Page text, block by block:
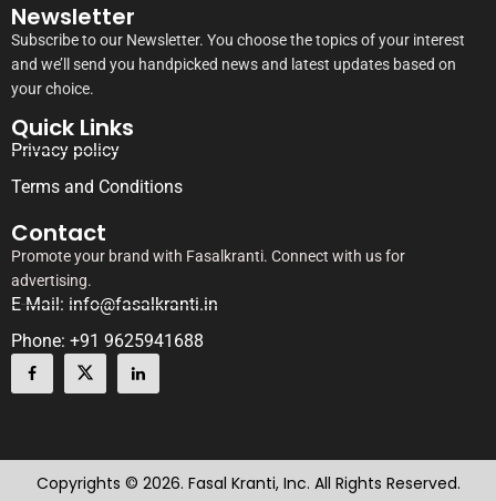
Newsletter
Subscribe to our Newsletter. You choose the topics of your interest
and we’ll send you handpicked news and latest updates based on
your choice.
Quick Links
Privacy policy
Terms and Conditions
Contact
Promote your brand with Fasalkranti. Connect with us for
advertising.
E-Mail: info@fasalkranti.in
Phone: +91 9625941688
Copyrights © 2026. Fasal Kranti, Inc. All Rights Reserved.